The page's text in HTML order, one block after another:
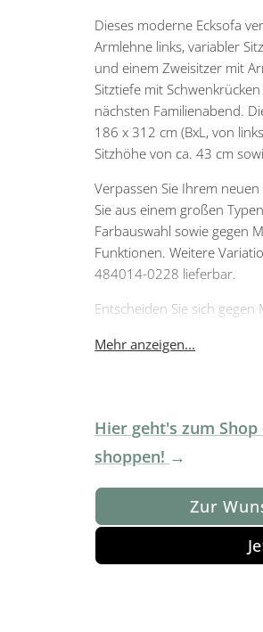
Dieses moderne Ecksofa
Armlehne links, variabler
und einem Zweisitzer mit
Sitztiefe mit
nächsten Familienabend.
186 x 312 cm (BxL, von
Sitzhöhe von ca. 43 cm
Verpassen Sie Ihrem
Sie aus einem großen
Farbauswahl sowie gegen
Funktionen. Weitere
484014-0228 lieferbar.
Entscheiden Sie sich
Mehr anzeigen...
Hier geht's zum
shoppen!
Zur